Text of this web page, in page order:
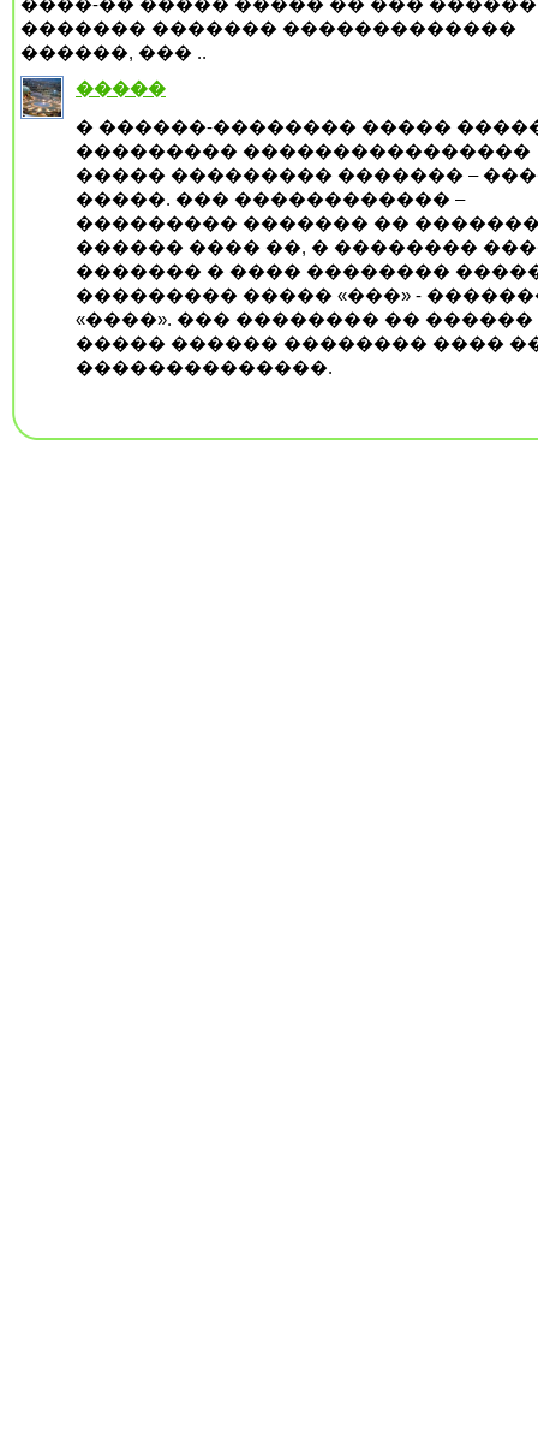
����-�� ����� ����� �� ��� ������
������� ������� �������������
������, ��� ..
�����
� ������-�������� �����
��������� ����������������
����� ��������� ������� –
�����. ��� ������������ –
��������� ������� ��
������ ���� ��, � ��������
������� � ���� ��������
��������� ����� «���» -
«����». ��� �������� �� ������
����� ������ �������� ����
��������������.